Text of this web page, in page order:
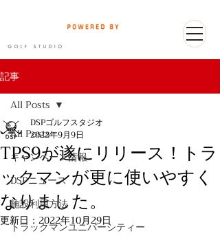
記事
All Posts
キャンペーン情報
DSPニュース
施設利用方法
トラックマンユニバーシティー
All Posts
TPS9が遂にリリース！トラ
ックマンが更に使いやすく
なりました。
DSPゴルフスタジオ
2022年9月9日
更新日： 2022年10月29日